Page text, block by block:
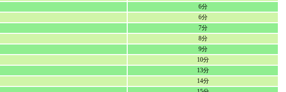
6分
6分
7分
8分
9分
10分
13分
14分